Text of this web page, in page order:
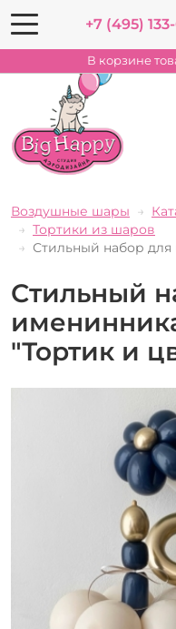
+7 (495)
В корзине
Воздушные шары
Тортики из шаров
Стильный набор
Стильный
"Тортик и